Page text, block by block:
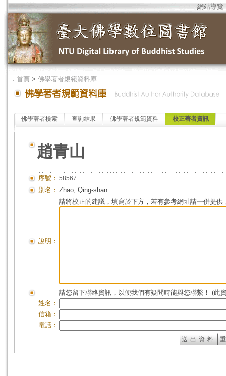
網站導覽
． 首頁 > 佛學著者規範資料庫
佛學著者檢索 查詢結果 佛學著者規範資料 校正著者資訊
趙青山
序號： 58567
別名： Zhao, Qing-shan
說明：
請將校正的建議，填寫於下方，若有參考網址請一併提供
請您留下聯絡資訊，以便我們有疑問時能與您聯繫！ (此
姓名：
信箱：
電話：